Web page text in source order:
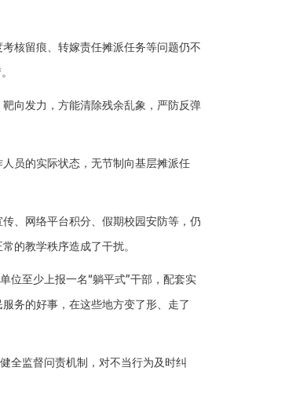
核留痕、转嫁责任摊派任务等问题仍不
向发力，方能清除残余乱象，严防反弹
员的实际状态，无节制向基层摊派任
、网络平台积分、假期校园安防等，仍
的教学秩序造成了干扰。
至少上报一名“躺平式”干部，配套实
务的好事，在这些地方变了形、走了
全监督问责机制，对不当行为及时纠